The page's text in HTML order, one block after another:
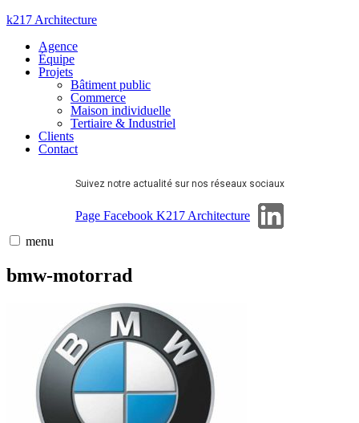
Aller
contenu
k217 Architecture
Agence
Équipe
Projets
Bâtiment public
Commerce
Maison individuelle
Tertiaire & Industriel
Clients
Contact
Suivez notre actualité sur nos réseaux sociaux
Page Facebook K217 Architecture
menu
bmw-motorrad